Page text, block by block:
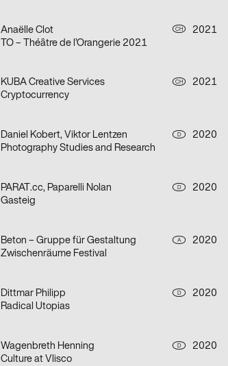
Anaëlle Clot CH
2021
TO – Théâtre de l’Orangerie 2021
KUBA Creative Services CH
2021
Cryptocurrency
Daniel Kobert, Viktor Lentzen D
2020
Photography Studies and Research
PARAT.cc, Paparelli Nolan D
2020
Gasteig
Beton – Gruppe für Gestaltung A
2020
Zwischenräume Festival
Dittmar Philipp D
2020
Radical Utopias
Wagenbreth Henning D
2020
Culture at Vlisco